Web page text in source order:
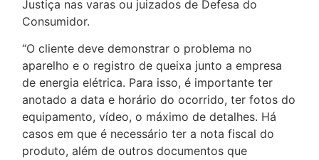
Justiça nas varas ou juizados de Defesa do
Consumidor.
“O cliente deve demonstrar o problema no
aparelho e o registro de queixa junto a empresa
de energia elétrica. Para isso, é importante ter
anotado a data e horário do ocorrido, ter fotos do
equipamento, vídeo, o máximo de detalhes. Há
casos em que é necessário ter a nota fiscal do
produto, além de outros documentos que